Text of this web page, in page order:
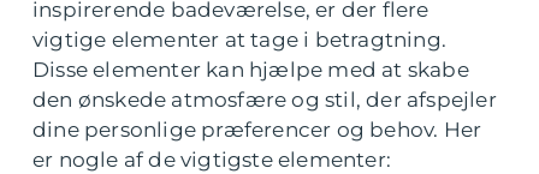
inspirerende badeværelse, er der flere
vigtige elementer at tage i betragtning.
Disse elementer kan hjælpe med at skabe
den ønskede atmosfære og stil, der afspejler
dine personlige præferencer og behov. Her
er nogle af de vigtigste elementer: